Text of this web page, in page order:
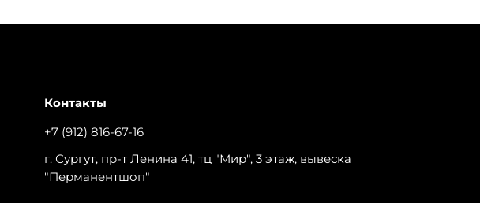
Контакты
+7 (912) 816-67-16
г. Сургут, пр-т Ленина 41, тц "Мир", 3 этаж, вывеска
"Перманентшоп"